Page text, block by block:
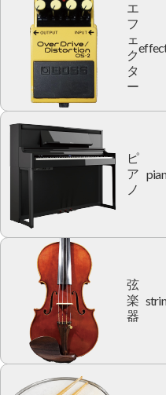
エ
フ
ェ
ク
タ
ー
ピ
ア
ノ
弦
楽
器